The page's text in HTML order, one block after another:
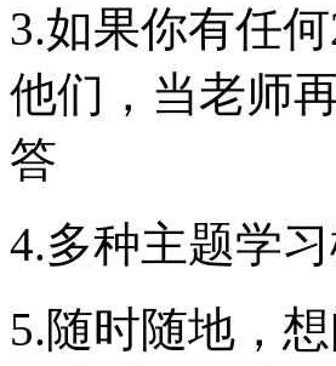
3.如果你有任
他们，当老师
答
4.多种主题学
5.随时随地，